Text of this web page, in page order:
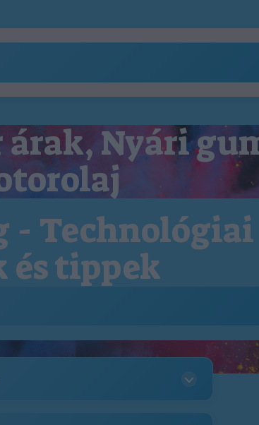
Nyári
- Technológiai
és tippek